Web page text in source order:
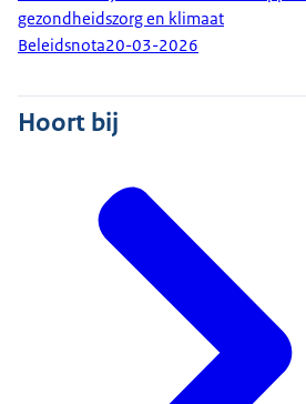
gezondheidszorg en klimaat
Beleidsnota20-03-2026
Hoort bij